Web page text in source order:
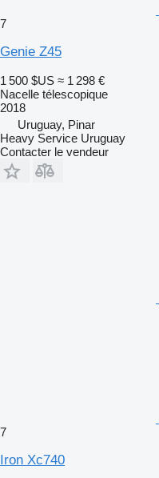
7
Genie Z45
1 500 $US ≈ 1 298 €
Nacelle télescopique
2018
Uruguay, Pinar
Heavy Service Uruguay
Contacter le vendeur
7
Iron Xc740